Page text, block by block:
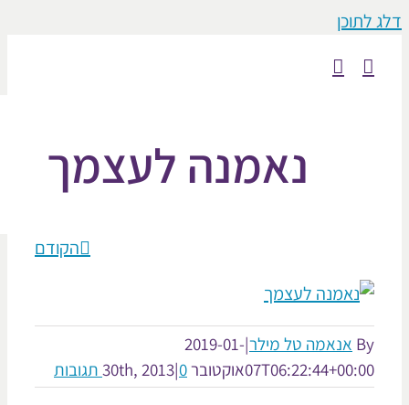
נאמנה לעצמך
הקודם
אנאמה טל מילר|
2019-01-
אוקטובר 30th, 2013 |0 תגובות